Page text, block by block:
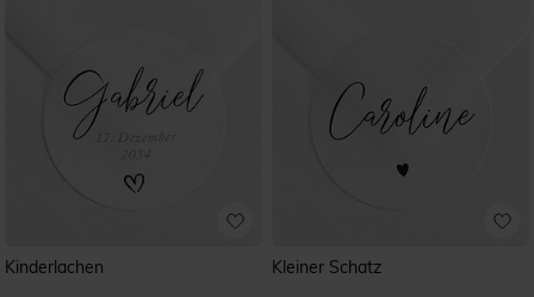
Kinderlachen Kleiner Schatz